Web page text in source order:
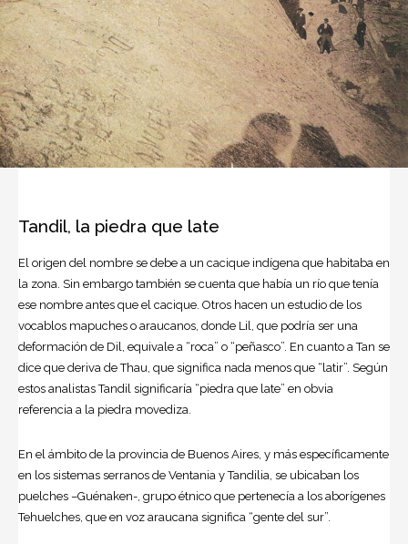
Tandil, la piedra que late
El origen del nombre se debe a un cacique indígena que habitaba en
la zona. Sin embargo también se cuenta que había un río que tenía
ese nombre antes que el cacique. Otros hacen un estudio de los
vocablos mapuches o araucanos, donde Lil, que podría ser una
deformación de Dil, equivale a “roca” o “peñasco”. En cuanto a Tan se
dice que deriva de Thau, que significa nada menos que “latir”. Según
estos analistas Tandil significaría “piedra que late” en obvia
referencia a la piedra movediza.
En el ámbito de la provincia de Buenos Aires , y más específicamente
en los sistemas serranos de Ventania y Tandilia, se ubicaban los
puelches –Guénaken-, grupo étnico que pertenecía a los aborígenes
Tehuelches, que en voz araucana significa “gente del sur”.